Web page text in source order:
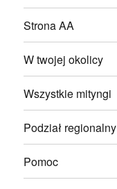
Strona AA
W twojej okolicy
Wszystkie mityngi
Podział regionalny
Pomoc